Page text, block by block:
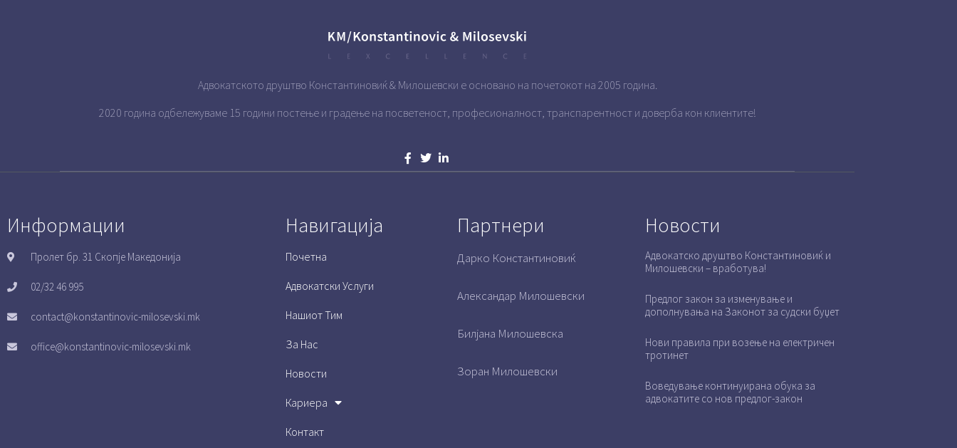
Адвокатското друштво Константиновиќ & Милошевски е основано на почетокот на 2005 година.
2020 година одбележуваме 15 години постење и градење на посветеност, професионалност, транспарентност и доверба кон клиентите!
Информации
Пролет бр. 31 Скопје Македонија
02/32 46 995
contact@konstantinovic-milosevski.mk
office@konstantinovic-milosevski.mk
Навигација
Почетна
Адвокатски Услуги
Нашиот Тим
За Нас
Новости
Кариера
Контакт
Партнери
Дарко Константиновиќ
Александар Милошевски
Билјана Милошевска
Зоран Милошевски
Новости
Адвокатско друштво Константиновиќ и
Милошевски – вработува!
Предлог закон за изменување и
дополнувања на Законот за судски буџет
Нови правила при возење на електричен
тротинет
Воведување континуирана обука за
адвокатите со нов предлог-закон